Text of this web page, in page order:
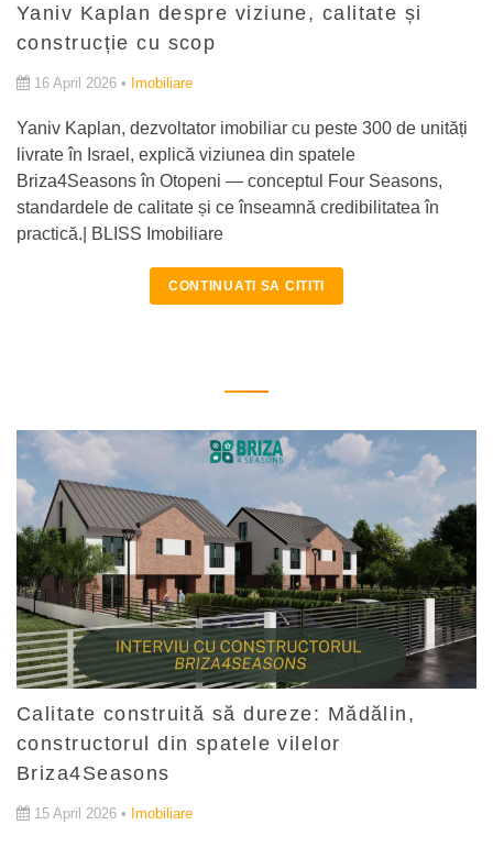
Yaniv Kaplan despre viziune, calitate și
construcție cu scop
16 April 2026 • Imobiliare
Yaniv Kaplan, dezvoltator imobiliar cu peste 300 de unități
livrate în Israel, explică viziunea din spatele
Briza4Seasons în Otopeni — conceptul Four Seasons,
standardele de calitate și ce înseamnă credibilitatea în
practică.| BLISS Imobiliare
CONTINUATI SA CITITI
Calitate construită să dureze: Mădălin,
constructorul din spatele vilelor
Briza4Seasons
15 April 2026 • Imobiliare